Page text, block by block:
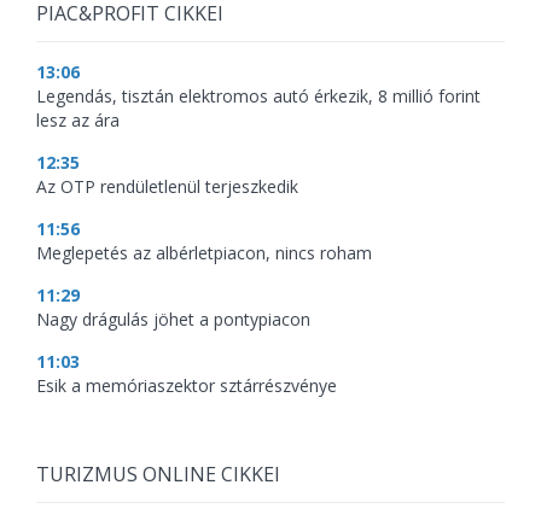
PIAC&PROFIT CIKKEI
13:06
Legendás, tisztán elektromos autó érkezik, 8 millió forint
lesz az ára
12:35
Az OTP rendületlenül terjeszkedik
11:56
Meglepetés az albérletpiacon, nincs roham
11:29
Nagy drágulás jöhet a pontypiacon
11:03
Esik a memóriaszektor sztárrészvénye
TURIZMUS ONLINE CIKKEI